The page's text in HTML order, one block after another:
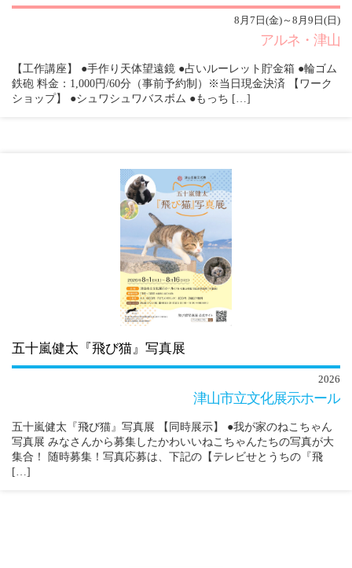
8月7日(金)～8月9日(日)
アルネ・津山
【工作講座】 ●手作り天体望遠鏡 ●占いルーレット貯金箱 ●輪ゴム
鉄砲 料金：1,000円/60分（事前予約制）※当日現金決済 【ワーク
ショップ】 ●シュワシュワバスボム ●もっち […]
五十嵐健太『飛び猫』写真展
2026
津山市立文化展示ホール
五十嵐健太『飛び猫』写真展 【同時展示】 ●我が家のねこちゃん
写真展 みなさんから募集したかわいいねこちゃんたちの写真が大
集合！ 随時募集！写真応募は、下記の【テレビせとうちの『飛
[…]